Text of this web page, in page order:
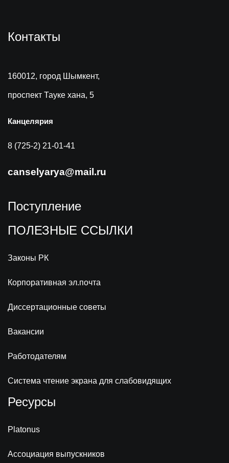
Контакты
160012, город Шымкент,
проспект Тауке хана, 5
Канцелярия
8 (725-2) 21-01-41
canselyarya@mail.ru
Поступление
ПОЛЕЗНЫЕ ССЫЛКИ
Законы РК
Корпоративная эл.почта
Диссертационные советы
Вакансии
Работодателям
Система чтение экрана для слабовидящих
Ресурсы
Platonus
Ассоциация выпускников